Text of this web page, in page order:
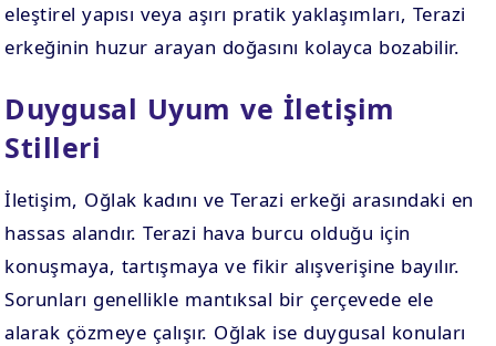
eleştirel yapısı veya aşırı pratik yaklaşımları, Terazi
erkeğinin huzur arayan doğasını kolayca bozabilir.
Duygusal Uyum ve İletişim
Stilleri
İletişim, Oğlak kadını ve Terazi erkeği arasındaki en
hassas alandır. Terazi hava burcu olduğu için
konuşmaya, tartışmaya ve fikir alışverişine bayılır.
Sorunları genellikle mantıksal bir çerçevede ele
alarak çözmeye çalışır. Oğlak ise duygusal konuları